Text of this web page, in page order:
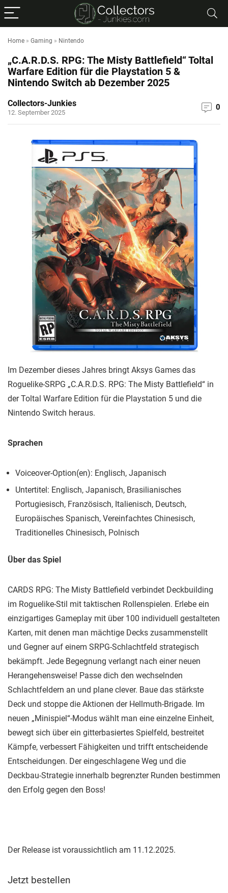
Home » Gaming » Nintendo
„C.A.R.D.S. RPG: The Misty Battlefield“ Toltal
Warfare Edition für die Playstation 5 &
Nintendo Switch ab Dezember 2025
Collectors-Junkies
12. September 2025
0
Im Dezember dieses Jahres bringt Aksys Games das
Roguelike-SRPG „C.A.R.D.S. RPG: The Misty Battlefield“ in
der Toltal Warfare Edition für die Playstation 5 und die
Nintendo Switch heraus.
Sprachen
Voiceover-Option(en): Englisch, Japanisch
Untertitel: Englisch, Japanisch, Brasilianisches
Portugiesisch, Französisch, Italienisch, Deutsch,
Europäisches Spanisch, Vereinfachtes Chinesisch,
Traditionelles Chinesisch, Polnisch
Über das Spiel
CARDS RPG: The Misty Battlefield verbindet Deckbuilding
im Roguelike-Stil mit taktischen Rollenspielen. Erlebe ein
einzigartiges Gameplay mit über 100 individuell gestalteten
Karten, mit denen man mächtige Decks zusammenstellt
und Gegner auf einem SRPG-Schlachtfeld strategisch
bekämpft. Jede Begegnung verlangt nach einer neuen
Herangehensweise! Passe dich den wechselnden
Schlachtfeldern an und plane clever. Baue das stärkste
Deck und stoppe die Aktionen der Hellmuth-Brigade. Im
neuen „Minispiel“-Modus wählt man eine einzelne Einheit,
bewegt sich über ein gitterbasiertes Spielfeld, bestreitet
Kämpfe, verbessert Fähigkeiten und trifft entscheidende
Entscheidungen. Der eingeschlagene Weg und die
Deckbau-Strategie innerhalb begrenzter Runden bestimmen
den Erfolg gegen den Boss!
Der Release ist voraussichtlich am 11.12.2025.
Jetzt bestellen